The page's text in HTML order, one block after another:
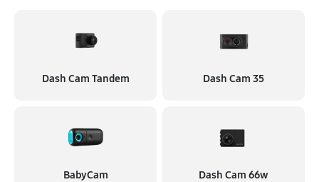
Dash Cam Tandem Dash Cam 35
BabyCam Dash Cam 66w